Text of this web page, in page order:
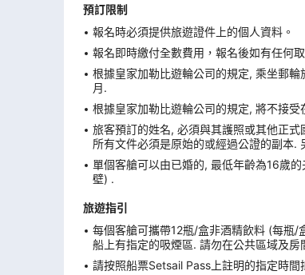
預訂限制
報名時必須提供旅遊證件上的個人資料。
報名即時繳付全數費用，報名後如有任何
根據皇家加勒比遊輪公司的規定, 乘坐郵
月.
根據皇家加勒比遊輪公司的規定, 將不接
旅客預訂的姓名, 必須與其護照或其他正
所有文件必須是原始的或經過公證的副本.
單個客艙可以由已婚的, 最低年齡為16歲
壁) .
旅遊指引
每個客艙可攜帶12瓶/盒非酒精飲料 (每瓶/
船上有指定的吸煙區. 請勿在公共區域及房
請按照船票Setsail Pass上註明的指定時